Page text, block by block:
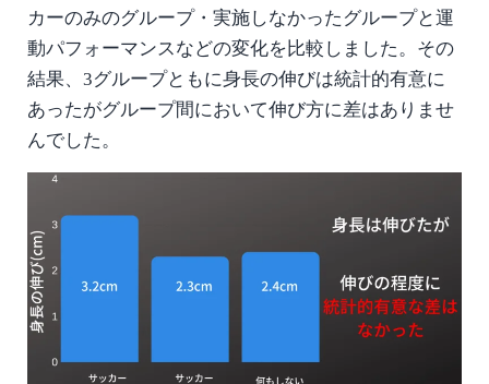
カーのみのグループ・実施しなかったグループと運
動パフォーマンスなどの変化を比較しました。その
結果、3グループともに身長の伸びは統計的有意に
あったがグループ間において伸び方に差はありませ
んでした。